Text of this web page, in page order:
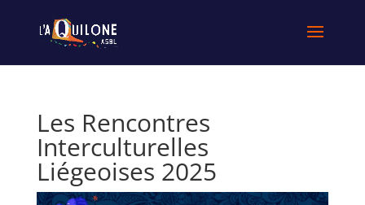
Les Rencontres
Interculturelles
Liégeoises 2025